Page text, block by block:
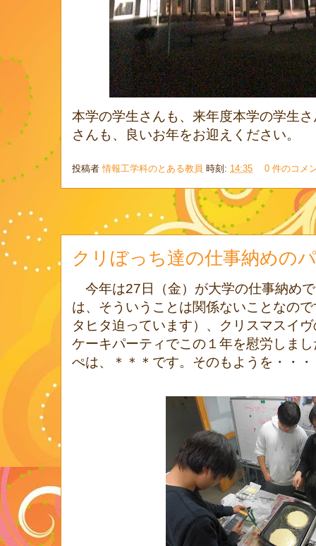
本学の学生さんも、来年度本学の学生
さんも、良いお年をお迎えください。
投稿者情報工学科のとある教員 時刻: 14:35 0 件のコメ
クリぼっち達の仕事納めの
今年は27 日（金）が大学の仕事納め
は、そういうことは関係ないことなの
タヒタ迫っています）、クリスマスイ
ケーキパーティでこの１年を慰労しま
ぺは、＊＊＊です。そのもようを・・・